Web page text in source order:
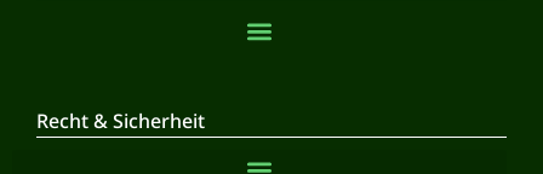
Recht & Sicherheit